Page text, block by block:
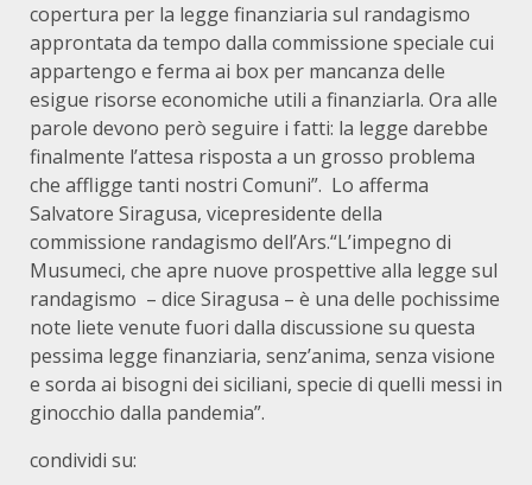
copertura per la legge finanziaria sul randagismo
approntata da tempo dalla commissione speciale cui
appartengo e ferma ai box per mancanza delle
esigue risorse economiche utili a finanziarla. Ora alle
parole devono però seguire i fatti: la legge darebbe
finalmente l’attesa risposta a un grosso problema
che affligge tanti nostri Comuni”. Lo afferma
Salvatore Siragusa, vicepresidente della
commissione randagismo dell’Ars.“L’impegno di
Musumeci, che apre nuove prospettive alla legge sul
randagismo – dice Siragusa – è una delle pochissime
note liete venute fuori dalla discussione su questa
pessima legge finanziaria, senz’anima, senza visione
e sorda ai bisogni dei siciliani, specie di quelli messi in
ginocchio dalla pandemia”.
condividi su: